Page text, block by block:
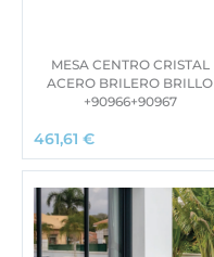
MESA CENTRO CRISTAL
ACERO BRILERO BRILLO
+90966+90967
461,61 €